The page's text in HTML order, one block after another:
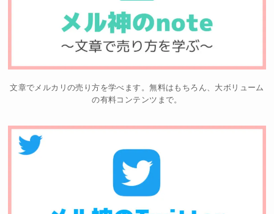
文章でメルカリの売り方を学べます。無料はもちろん、大ボリューム
の有料コンテンツまで。